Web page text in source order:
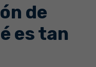
de
es tan